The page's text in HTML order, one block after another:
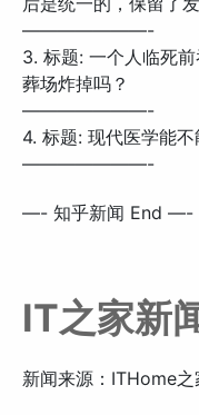
———————-
3. 标题: 一个人临死
葬场炸掉吗？
———————-
4. 标题: 现代医学能
———————-
—- 知乎新闻 End —-
IT之家新
新闻来源：ITHome之